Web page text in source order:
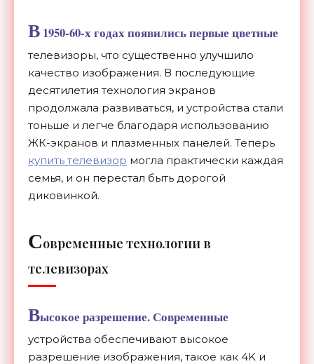
В 1950-60-х годах появились первые цветные
телевизоры, что существенно улучшило
качество изображения. В последующие
десятилетия технология экранов
продолжала развиваться, и устройства стали
тоньше и легче благодаря использованию
ЖК-экранов и плазменных панелей. Теперь
купить телевизор могла практически каждая
семья, и он перестал быть дорогой
диковинкой.
Современные технологии в
телевизорах
Высокое разрешение.Современные
устройства обеспечивают высокое
разрешение изображения, такое как 4K и